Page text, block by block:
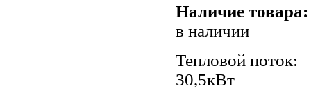
Наличие товара:
в наличии
Тепловой поток:
30,5кВт